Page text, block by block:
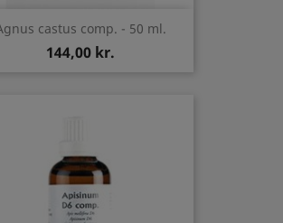
castus comp. - 50 ml.
144,00 kr.